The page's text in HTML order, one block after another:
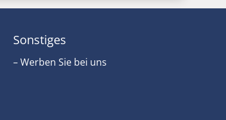
Sonstiges
– Werben Sie bei uns